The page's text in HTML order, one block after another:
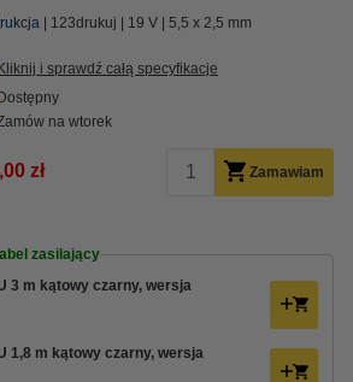
123drukuj 19 V 5,5 x 2,5 mm
Kliknij i sprawdź całą specyfikacje
Dostępny
na wtorek
zł Zamawiam
zasilający
3 m kątowy czarny, wersja
1,8 m kątowy czarny, wersja